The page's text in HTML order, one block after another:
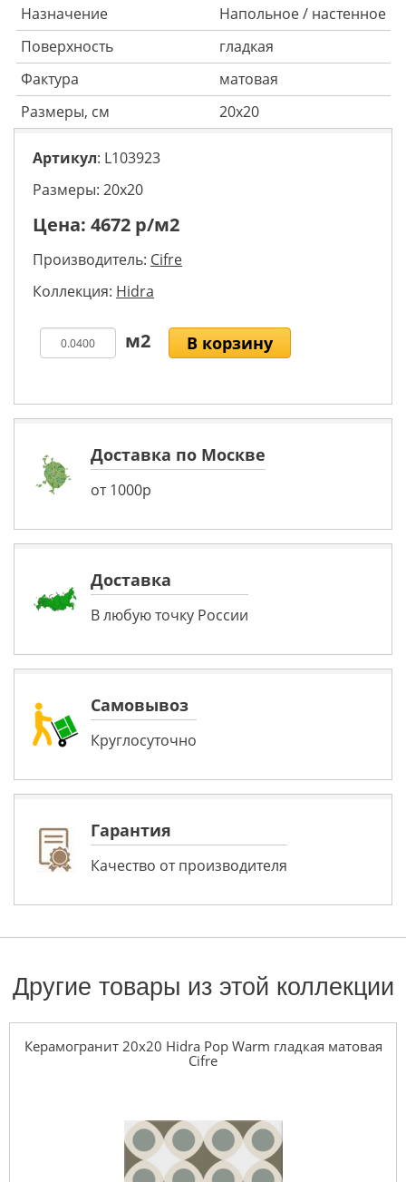
Назначение
Напольное / настенное
Поверхность
гладкая
Фактура
матовая
Размеры, см
20x20
Артикул: L103923
Размеры: 20х20
Цена: 4672 р/м2
Производитель: Cifre
Коллекция: Hidra
В корзину
Доставка по Москве
от 1000р
Доставка
В любую точку России
Самовывоз
Круглосуточно
Гарантия
Качество от производителя
Другие товары из этой коллекции
Керамогранит 20x20 Hidra Pop Warm гладкая матовая
Cifre